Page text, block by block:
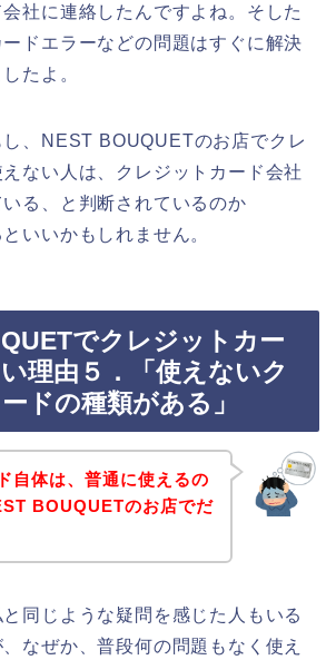
社に連絡したんですよね。そした
ドエラーなどの問題はすぐに解決
たよ。
、NEST BOUQUETのお店でクレ
ない人は、クレジットカード会社
る、と判断されているのか
いいかもしれません。
でクレジットカー
理由５．「使えないク
ドの種類がある」
自体は、普通に使えるの
BOUQUETのお店でだ
同じような疑問を感じた人もいる
なぜか、普段何の問題もなく使え